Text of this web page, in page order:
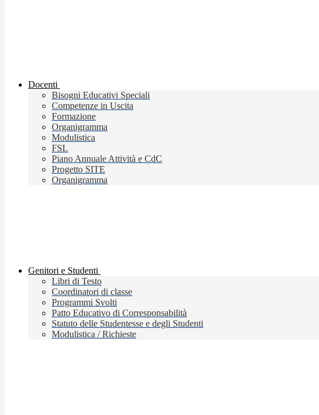
Docenti
Bisogni Educativi Speciali
Competenze in Uscita
Formazione
Organigramma
Modulistica
FSL
Piano Annuale Attività e CdC
Progetto SITE
Organigramma
Genitori e Studenti
Libri di Testo
Coordinatori di classe
Programmi Svolti
Patto Educativo di Corresponsabilità
Statuto delle Studentesse e degli Studenti
Modulistica / Richieste